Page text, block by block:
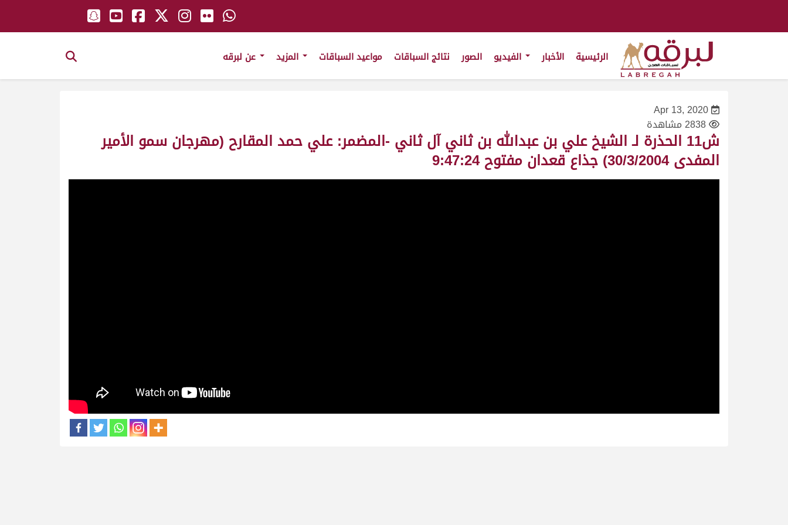
الرئيسية الأخبار الصور نتائج السباقات مواعيد السباقات
Apr 13, 2020
2838 مشاهدة
ش11 الحذرة لـ الشيخ علي بن عبدالله بن ثاني آل ثاني -المضمر: علي حمد المقارح (مهرجان سمو الأمير
المفدى 30/3/2004) جذاع قعدان مفتوح 9:47:24